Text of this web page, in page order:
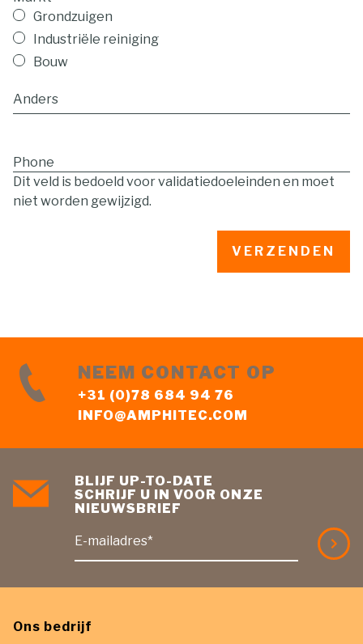
Grondzuigen
Industriële reiniging
Bouw
Phone
Dit veld is bedoeld voor validatiedoeleinden en moet
niet worden gewijzigd.
NEEM CONTACT OP
+31 (0)78 684 94 76
INFO@AMPHITEC.COM
BLIJF UP-TO-DATE
SCHRIJF U IN VOOR ONZE
NIEUWSBRIEF
E-mailadres*
Ons bedrijf